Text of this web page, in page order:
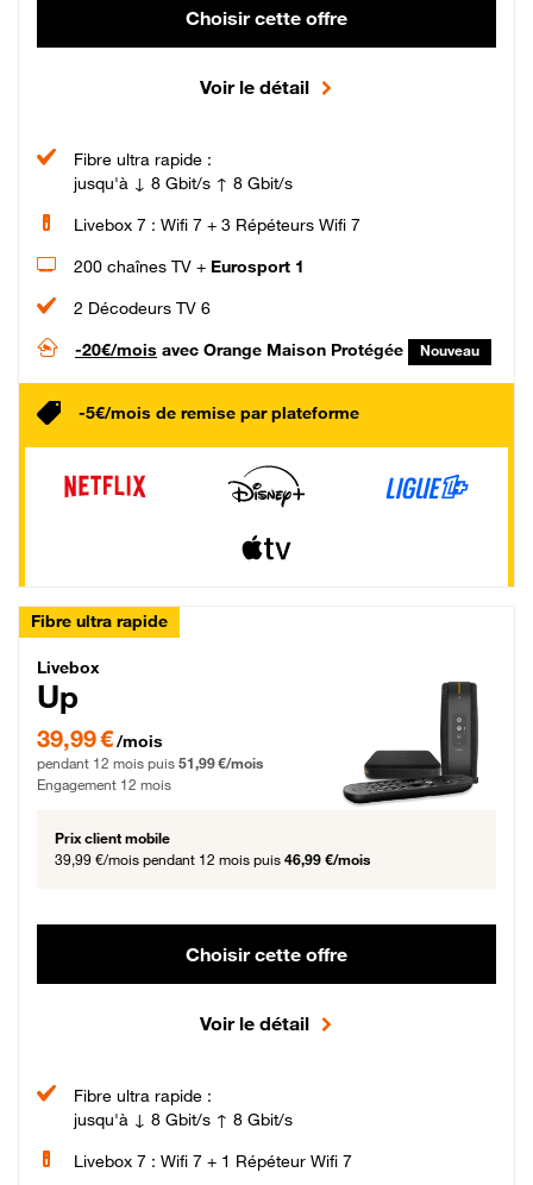
Choisir cette offre
Voir le détail
Fibre ultra rapide :
jusqu'à ↓ 8 Gbit/s ↑ 8 Gbit/s
Livebox 7 : Wifi 7 + 3 Répéteurs Wifi 7
200 chaînes TV + Eurosport 1
2 Décodeurs TV 6
-20€/mois avec Orange Maison Protégée Nouveau
-5€/mois de remise par plateforme
Fibre ultra rapide
Livebox Up Fibre
Livebox
Up
39,99 € par mois pendant 12 mois puis 51,99 € par mois, Engagement 12 mois
39,99 €/mois
pendant 12 mois puis 51,99 €/mois
Engagement 12 mois
Prix client mobile
39,99 €/mois pendant 12 mois puis 46,99 €/mois
Choisir cette offre
Voir le détail
Fibre ultra rapide :
jusqu'à ↓ 8 Gbit/s ↑ 8 Gbit/s
Livebox 7 : Wifi 7 + 1 Répéteur Wifi 7